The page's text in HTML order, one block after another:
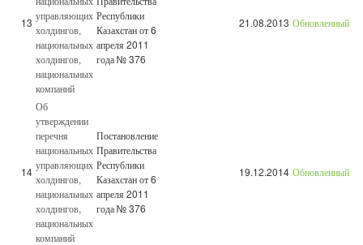
13
управляющих
холдингов,
национальных
холдингов,
национальных
компаний
Республики
Казахстан от 6
апреля 2011
года № 376
21.08.2013 Обновленный
14
Об
утверждении
перечня
национальных
управляющих
холдингов,
национальных
холдингов,
национальных
компаний
Постановление
Правительства
Республики
Казахстан от 6
апреля 2011
года № 376
19.12.2014 Обновленный